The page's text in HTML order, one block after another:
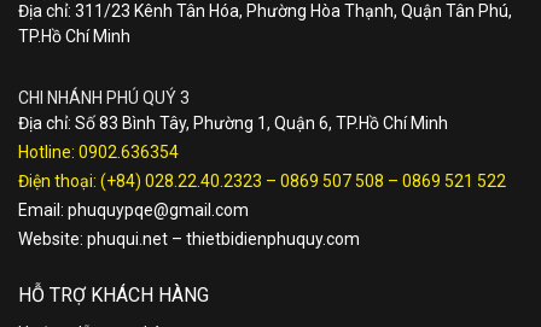
Địa chỉ: 311/23 Kênh Tân Hóa, Phường Hòa Thạnh, Quận Tân Phú,
TP.Hồ Chí Minh
CHI NHÁNH PHÚ QUÝ 3
Địa chỉ: Số 83 Bình Tây, Phường 1, Quận 6, TP.Hồ Chí Minh
Hotline: 0902.636354
Điện thoại: (+84) 028.22.40.2323 – 0869 507 508 – 0869 521 522
Email: phuquypqe@gmail.com
Website: phuqui.net – thietbidienphuquy.com
HỖ TRỢ KHÁCH HÀNG